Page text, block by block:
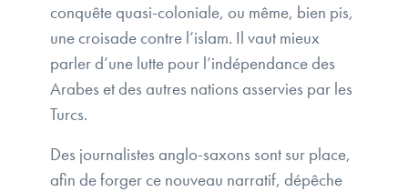
conquête quasi-coloniale, ou même, bien pis,
une croisade contre l’islam. Il vaut mieux
parler d’une lutte pour l’indépendance des
Arabes et des autres nations asservies par les
Turcs.
Des journalistes anglo-saxons sont sur place,
afin de forger ce nouveau narratif, dépêche